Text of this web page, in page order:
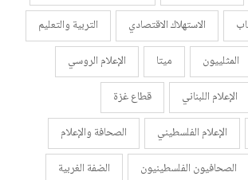
الاستهلاك الاقتصادي
التربية والتعليم
المثلييون ميتا
الإعلام الروسي
الإعلام اللبناني
قطاع غزة
الإعلام الفلسطيني
الصحافة والإعلام
الصحافيون الفلسطينيون
الضفة الغربية